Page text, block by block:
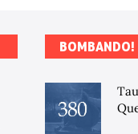
BOMBANDO!